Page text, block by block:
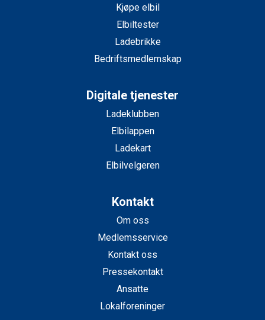
Kjøpe elbil
Elbiltester
Ladebrikke
Bedriftsmedlemskap
Digitale tjenester
Ladeklubben
Elbilappen
Ladekart
Elbilvelgeren
Kontakt
Om oss
Medlemsservice
Kontakt oss
Pressekontakt
Ansatte
Lokalforeninger